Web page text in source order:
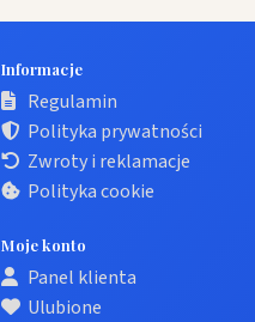
Informacje
Regulamin
Polityka prywatności
Zwroty i reklamacje
Polityka cookie
Moje konto
Panel klienta
Ulubione